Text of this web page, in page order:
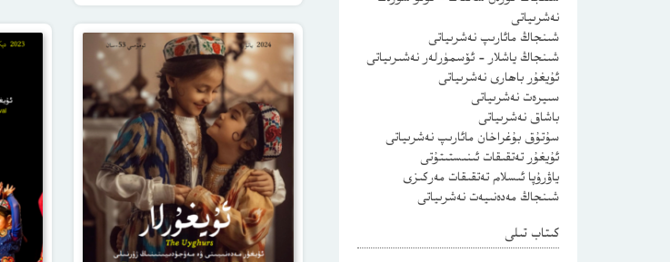
نەشرىياتى
شىنجاڭ مائارىپ نەشرىياتى
شىنجاڭ ياشلار – ئۆسمۈرلەر نەشىرىياتى
ئۇيغۇر باھارى نەشرىياتى
سىيرەت نەشرىياتى
باشاق نەشرىياتى
سۇتۇق بۇغراخان مائارىپ نەشرىياتى
ئۇيغۇر تەتقىقات ئىنىستىتۇتى
ياۋرۇپا ئىسلام تەتقىقات مەركىزى
شىنجاڭ مەدەنىيەت نەشرىياتى
كىتاب تىلى